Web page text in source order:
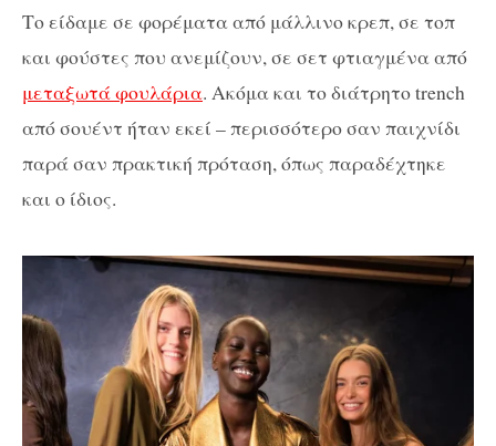
Το είδαμε σε φορέματα από μάλλινο κρεπ, σε τοπ
και φούστες που ανεμίζουν, σε σετ φτιαγμένα από
μεταξωτά φουλάρια. Ακόμα και το διάτρητο trench
από σουέντ ήταν εκεί – περισσότερο σαν παιχνίδι
παρά σαν πρακτική πρόταση, όπως παραδέχτηκε
και ο ίδιος.